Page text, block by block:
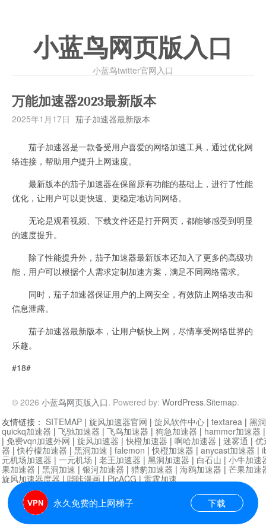
小蓝鸟网页版入口
小蓝鸟twitter官网入口
万能加速器2023最新版本
2025年1月17日 茄子加速器最新版本
茄子加速器是一款备受用户喜爱的网络加速工具，通过优化网
络连接，帮助用户提升上网速度。
最新版本的茄子加速器在保留原有功能的基础上，进行了性能
优化，让用户可以更快速、更稳定地访问网络。
无论是观看视频、下载文件还是打开网页，都能够感受到明显
的速度提升。
除了性能提升外，茄子加速器最新版本还加入了更多的高级功
能，用户可以根据个人需求定制加速方案，满足不同网络需求。
同时，茄子加速器保证用户的上网安全，有效防止网络攻击和
信息泄露。
茄子加速器最新版本，让用户畅快上网，尽情享受网络世界的
乐趣。
#18#
© 2026 小蓝鸟网页版入口. Powered by: WordPress.Sitemap.
永久免费的上网梯子 下载
友情链接： SITEMAP | 旋风加速器官网 | 旋风软件中心 | textarea | 黑
quickq加速器 | 飞驰加速器 | 飞鸟加速器 | 狗急加速器 | hammer加速器
| 免费vqn加速外网 | 旋风加速器 |快橙加速器 | 啊哈加速器 | 迷雾通 | 优
器 |快柠檬加速器 | 黑洞加速 | falemon |快橙加速器 | anycast加速器 |
元机场加速器 | 一元机场 | 老王加速器 | 黑洞加速器 | 白石山 | 小牛加速
果加速器 | 黑洞加速 | 银河加速器 | 猎豹加速器 | 海鸥加速器 | 芒果加速
旋风加速器度器|哔咔漫画|PicACG|雷霆加速